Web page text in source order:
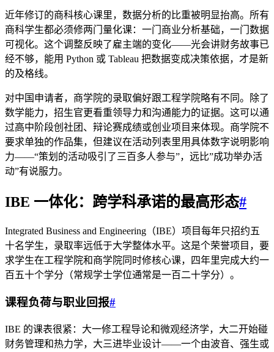
近年修订的商科核心课里，数据分析的比重被明显抬高。所有
商科学生都必须修两门量化课：一门商业分析基础，一门数据
可视化。这个调整反映了雇主端的变化——光会讲财务故事已
经不够，能用 Python 或 Tableau 把数据变成决策依据，才是新
的及格线。
对中国申请者，商学院的录取偏好跟工程学院略有不同。除了
数学能力，招生官更看重领导力和沟通能力的证据。这可以通
过高中阶段创社团、辩论赛成绩或创业项目来体现。商学院不
要求单独的作品集，但建议在活动列表里用具体数字说明影响
力——“策划的活动吸引了三百多人参与”，远比”成功举办活
动”有说服力。
IBE 一体化：跨学科承诺的最高形态#
Integrated Business and Engineering（IBE）项目每年只招约五
十名学生，录取率远低于大学整体水平。这是个荣誉项目，要
求学生在工程学院和商学院同时修核心课，四年里完成大约一
百五十个学分（常规学士学位通常是一百二十学分）。
课程负荷与职业回报#
IBE 的课表很紧：大一修工程导论和微观经济学，大二开始碰
财务管理和热力学，大三进毕业设计——一个由波音、强生或